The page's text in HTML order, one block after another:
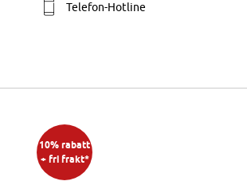
Telefon-Hotline
10% rabatt
+ fri frakt*